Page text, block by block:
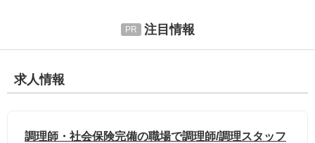
注目情報
求人情報
調理師・社会保険完備の職場で調理師/調理スタッフ